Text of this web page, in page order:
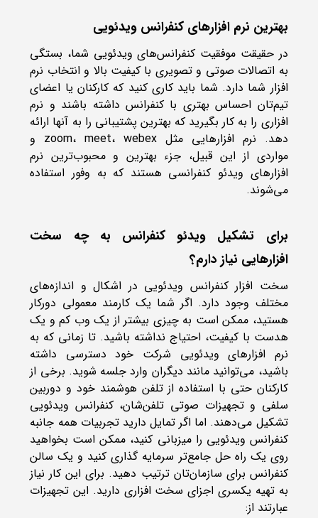
بهترین نرم افزارهای کنفرانس ویدئویی
در حقیقت موفقیت کنفرانس‌های ویدئویی شما، بستگی
به اتصالات صوتی و تصویری با کیفیت بالا و انتخاب نرم
افزار شما دارد. شما باید کاری کنید که کارکنان یا اعضای
تیم‌تان احساس بهتری با کنفرانس داشته باشند و نرم
افزاری را به کار بگیرید که بهترین پشتیبانی را به آنها ارائه
دهد. نرم افزارهایی مثل zoom، meet، webex و
مواردی از این قبیل، جزء بهترین و محبوب‌ترین نرم
افزارهای ویدئو کنفرانسی هستند که به وفور استفاده
می‌شوند.
برای تشکیل ویدئو کنفرانس به چه سخت
افزارهایی نیاز دارم؟
سخت افزار کنفرانس ویدئویی در اشکال و اندازه‌های
مختلف وجود دارد. اگر شما یک کارمند معمولی دورکار
هستید، ممکن است به چیزی بیشتر از یک وب کم و یک
هدست با کیفیت، احتیاج نداشته باشید. تا زمانی که به
نرم افزارهای ویدئویی شرکت خود دسترسی داشته
باشید، می‌توانید مانند دیگران وارد جلسه شوید. برخی از
کارکنان حتی با استفاده از تلفن هوشمند خود و دوربین
سلفی و تجهیزات صوتی تلفن‌شان، کنفرانس ویدئویی
تشکیل می‌دهند. اما اگر تمایل دارید تجربیات همه جانبه
کنفرانس ویدئویی را میزبانی کنید، ممکن است بخواهید
روی یک راه حل جامع‌تر سرمایه گذاری کنید و یک سالن
کنفرانس برای سازمان‌تان ترتیب دهید. برای این کار نیاز
به تهیه یکسری اجزای سخت افزاری دارید. این تجهیزات
عبارتند از: